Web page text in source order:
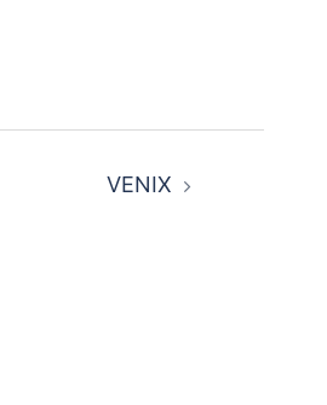
VENIX